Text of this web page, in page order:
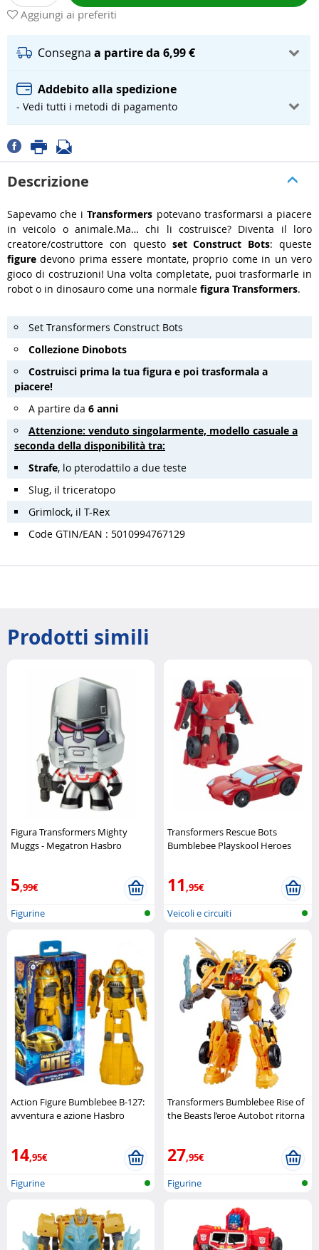
Aggiungi ai preferiti
Consegna a partire da 6,99 €
Addebito alla spedizione
- Vedi tutti i metodi di pagamento
Descrizione
Sapevamo che iTransformers potevano trasformarsi a piacere
in veicolo o animale.Ma… chi li costruisce? Diventa il loro
creatore/costruttore con questo set Construct Bots: queste
figure devono prima essere montate, proprio come in un vero
gioco di costruzioni! Una volta completate, puoi trasformarle in
robot o in dinosauro come una normale figura Transformers.
Set Transformers Construct Bots
Collezione Dinobots
Costruisci prima la tua figura e poi trasformala a
piacere!
A partire da 6 anni
Attenzione: venduto singolarmente, modello casuale a
seconda della disponibilità tra:
Strafe, lo pterodattilo a due teste
Slug, il triceratopo
Grimlock, il T-Rex
Code GTIN/EAN : 5010994767129
Prodotti simili
Figura Transformers Mighty
Muggs - Megatron Hasbro
5,99€
Figurine
Transformers Rescue Bots
Bumblebee Playskool Heroes
11,95€
Veicoli e circuiti
Action Figure Bumblebee B-127:
avventura e azione Hasbro
14,95€
Figurine
Transformers Bumblebee Rise of
the Beasts l’eroe Autobot ritorna
27,95€
Figurine